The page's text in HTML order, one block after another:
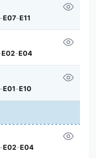
-E07-E11
E02-E04
E01-E10
E02-E04